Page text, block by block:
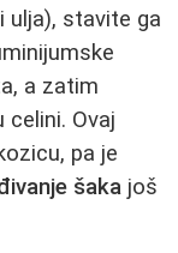
ulja), stavite ga
a zatim
celini. Ovaj
pa je
šaka još